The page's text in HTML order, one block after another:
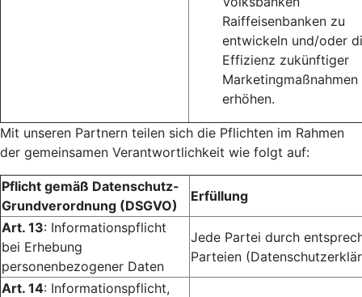
Raiffeisenbanken zu
entwickeln und/oder
Effizienz zukünftiger
Marketingmaßnahmen
erhöhen.
Mit unseren Partnern teilen sich die Pflichten im Rahmen
der gemeinsamen Verantwortlichkeit wie folgt auf:
Pflicht gemäß Datenschutz-
Grundverordnung (DSGVO)
Erfüllung
Art. 13: Informationspflicht
bei Erhebung
personenbezogener Daten
Jede Partei durch
Parteien
Art. 14: Informationspflicht,